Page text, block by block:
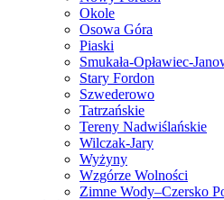
Okole
Osowa Góra
Piaski
Smukała-Opławiec-
Stary Fordon
Szwederowo
Tatrzańskie
Tereny Nadwiślańskie
Wilczak-Jary
Wyżyny
Wzgórze Wolności
Zimne Wody–Czersko